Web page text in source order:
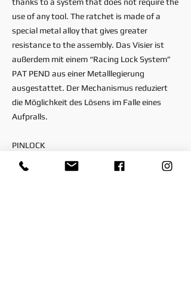
use of any tool. The ratchet is made of a
special metal alloy that gives greater
resistance to the assembly. Das Visier ist
außerdem mit einem “Racing Lock System”
PAT PEND aus einer Metalllegierung
ausgestattet. Der Mechanismus reduziert
die Möglichkeit des Lösens im Falle eines
Aufpralls.
PINLOCK
SR-GP EVO ist mit PINLOCK Max Vision 120
ausgestattet, dem leistungsfähigsten